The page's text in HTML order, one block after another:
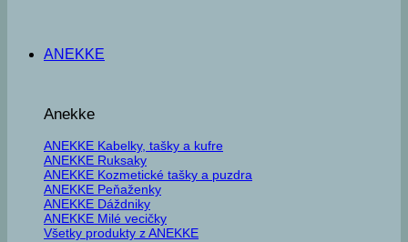
ANEKKE
Anekke
ANEKKE Kabelky, tašky a kufre
ANEKKE Ruksaky
ANEKKE Kozmetické tašky a puzdra
ANEKKE Peňaženky
ANEKKE Dáždniky
ANEKKE Milé vecičky
Všetky produkty z ANEKKE